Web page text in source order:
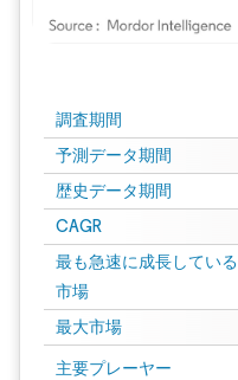
調査期間
予測データ期間
歴史データ期間
CAGR
最も急速に成長している
市場
最大市場
主要プレーヤー